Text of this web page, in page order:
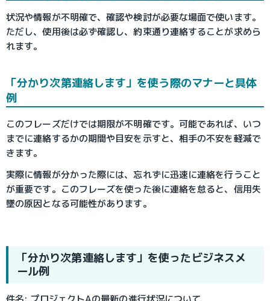
状況や情報が不明確で、確認や検討が必要な場面で使います。
ただし、使用後は必ず確認し、約束通り連絡することが求めら
れます。
「分かり次第連絡します」を使う際のマナーと具体
例
このフレーズだけでは期限が不明確です。可能であれば、いつ
までに連絡するかの期間や目安を示すと、相手の不安を軽減で
きます。
実際に情報が分かった際には、忘れずに迅速に連絡を行うこと
が重要です。このフレーズを使った後に連絡を怠ると、信用失
墜の原因となる可能性があります。
「分かり次第連絡します」を使ったビジネスメ
ール例